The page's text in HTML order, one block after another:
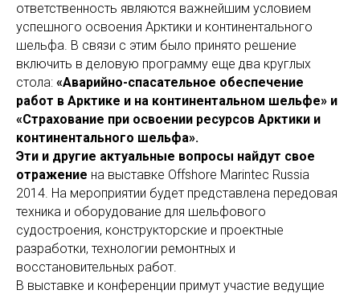
ответственность являются важнейшим условием
успешного освоения Арктики и континентального
шельфа. В связи с этим было принято решение
включить в деловую программу еще два круглых
стола: «Аварийно-спасательное обеспечение
работ в Арктике и на континентальном шельфе» и
«Страхование при освоении ресурсов Арктики и
континентального шельфа».
Эти и другие актуальные вопросы найдут свое
отражение на выставке Offshore Marintec Russia
2014. На мероприятии будет представлена передовая
техника и оборудование для шельфового
судостроения, конструкторские и проектные
разработки, технологии ремонтных и
восстановительных работ.
В выставке и конференции примут участие ведущие